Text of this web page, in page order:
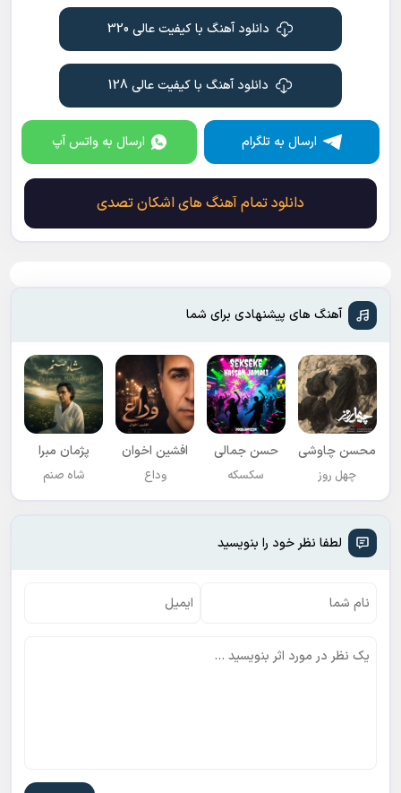
دانلود آهنگ با کیفیت عالی 320
دانلود آهنگ با کیفیت عالی 128
ارسال به تلگرام ارسال به واتس آپ
دانلود تمام آهنگ های اشکان تصدی
آهنگ های پیشنهادی برای شما
محسن چاوشی
چهل روز
حسن جمالی
سکسکه
افشين اخوان
وداع
پژمان مبرا
شاه صنم
لطفا نظر خود را بنویسید